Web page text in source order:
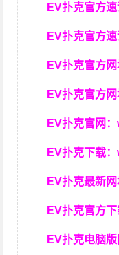
EV扑克官方
EV扑克官方
EV扑克官方
EV扑克官方
EV扑克官网：
EV扑克下载：
EV扑克最新
EV扑克官方
EV扑克电脑